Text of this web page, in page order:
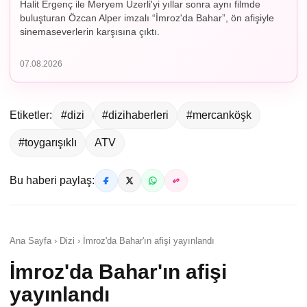
Halit Ergenç ile Meryem Uzerli'yi yıllar sonra aynı filmde
buluşturan Özcan Alper imzalı “İmroz'da Bahar”, ön afişiyle
sinemaseverlerin karşısına çıktı.
07.08.2026
Etiketler: #dizi #dizihaberleri #mercanköşk
#toygarışıklı ATV
Bu haberi paylaş:
Ana Sayfa › Dizi › İmroz'da Bahar'ın afişi yayınlandı
İmroz'da Bahar'ın afişi
yayınlandı